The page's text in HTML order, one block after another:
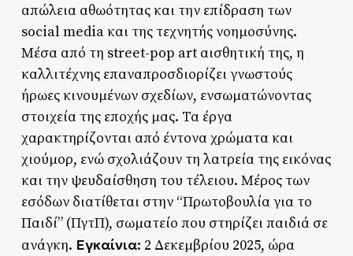
απώλεια αθωότητας και την επίδραση των
social media και της τεχνητής νοημοσύνης.
Μέσα από τη street-pop art αισθητική της, η
καλλιτέχνης επαναπροσδιορίζει γνωστούς
ήρωες κινουμένων σχεδίων, ενσωματώνοντας
στοιχεία της εποχής μας. Τα έργα
χαρακτηρίζονται από έντονα χρώματα και
χιούμορ, ενώ σχολιάζουν τη λατρεία της εικόνας
και την ψευδαίσθηση του τέλειου. Μέρος των
εσόδων διατίθεται στην “Πρωτοβουλία για το
Παιδί” (ΠγτΠ), σωματείο που στηρίζει παιδιά σε
ανάγκη. Εγκαίνια: 2 Δεκεμβρίου 2025, ώρα